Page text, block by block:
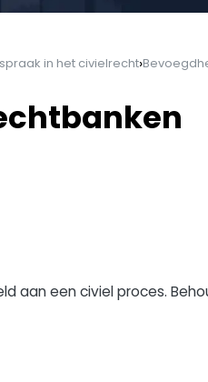
in het civielrecht›
aan een civiel proces.